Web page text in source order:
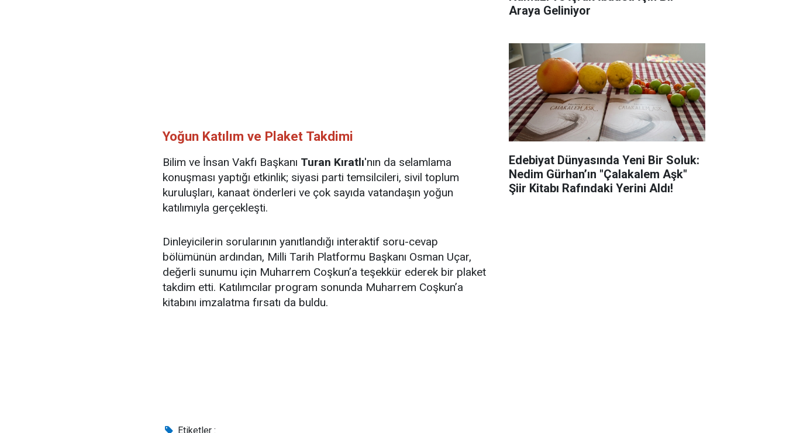
Yoğun Katılım ve Plaket Takdimi
Bilim ve İnsan Vakfı Başkanı Turan Kıratlı'nın da selamlama
konuşması yaptığı etkinlik; siyasi parti temsilcileri, sivil toplum
kuruluşları, kanaat önderleri ve çok sayıda vatandaşın yoğun
katılımıyla gerçekleşti.
Dinleyicilerin sorularının yanıtlandığı interaktif soru-cevap
bölümünün ardından, Milli Tarih Platformu Başkanı Osman Uçar,
değerli sunumu için Muharrem Coşkun’a teşekkür ederek bir plaket
takdim etti. Katılımcılar program sonunda Muharrem Coşkun’a
kitabını imzalatma fırsatı da buldu.
Etiketler :
Araya Geliniyor
Edebiyat Dünyasında Yeni Bir Soluk:
Nedim Gürhan’ın "Çalakalem Aşk"
Şiir Kitabı Rafındaki Yerini Aldı!